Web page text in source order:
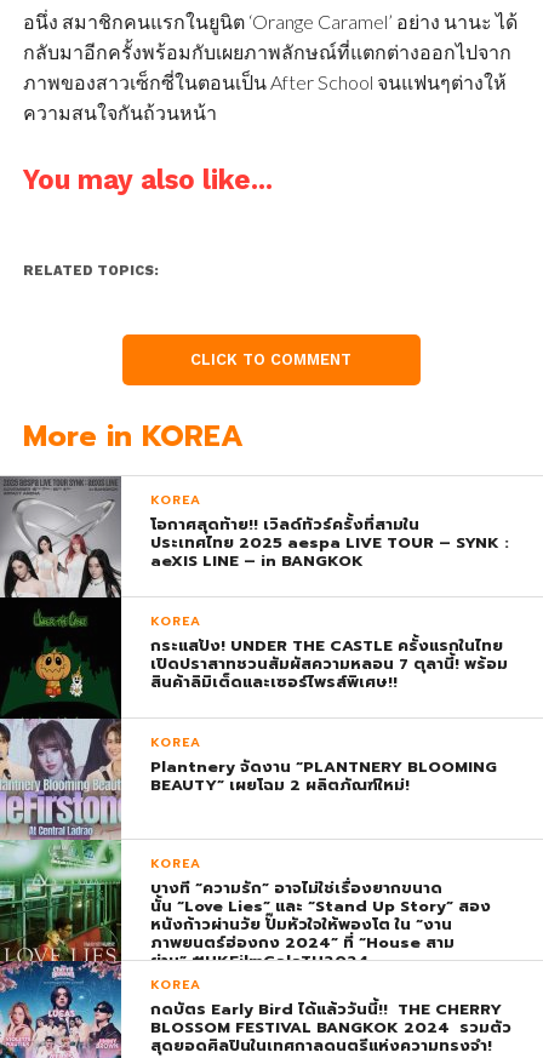
อนึ่ง สมาชิกคนแรกในยูนิต ‘Orange Caramel’ อย่าง นานะ ได้
กลับมาอีกครั้งพร้อมกับเผยภาพลักษณ์ที่แตกต่างออกไปจาก
ภาพของสาวเซ็กซี่ในตอนเป็น After School จนแฟนๆต่างให้
ความสนใจกันถ้วนหน้า
You may also like...
RELATED TOPICS:
CLICK TO COMMENT
More in KOREA
KOREA
โอกาศสุดท้าย!! เวิลด์ทัวร์ครั้งที่สามใน
ประเทศไทย 2025 aespa LIVE TOUR – SYNK :
aeXIS LINE – in BANGKOK
KOREA
กระแสปัง! UNDER THE CASTLE ครั้งแรกในไทย
เปิดปราสาทชวนสัมผัสความหลอน 7 ตุลานี้! พร้อม
สินค้าลิมิเต็ดและเซอร์ไพรส์พิเศษ!!
KOREA
Plantnery จัดงาน “PLANTNERY BLOOMING
BEAUTY” เผยโฉม 2 ผลิตภัณฑ์ใหม่!
KOREA
บางที “ความรัก” อาจไม่ใช่เรื่องยากขนาด
นั้น “Love Lies” และ “Stand Up Story” สอง
หนังก้าวผ่านวัย ปั๊มหัวใจให้พองโต ใน “งาน
ภาพยนตร์ฮ่องกง 2024” ที่ “House สาม
ย่าน” #HKFilmGalaTH2024
KOREA
กดบัตร Early Bird ได้แล้ววันนี้!! THE CHERRY
BLOSSOM FESTIVAL BANGKOK 2024 รวมตัว
สุดยอดศิลปินในเทศกาลดนตรีแห่งความทรงจำ!